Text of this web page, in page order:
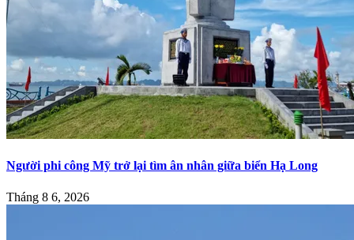
Người phi công Mỹ trở lại tìm ân nhân giữa biển Hạ Long
Tháng 8 6, 2026